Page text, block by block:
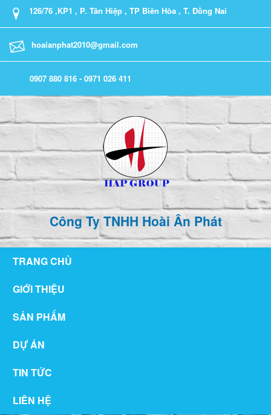
126/76 ,KP1 , P. Tân Hiệp , TP Biên Hòa , T. Đồng Nai
hoaianphat2010@gmail.com
0907 880 816 - 0971 026 411
Công Ty TNHH Hoài Ân Phát
TRANG CHỦ
GIỚI THIỆU
SẢN PHẨM
DỰ ÁN
TIN TỨC
LIÊN HỆ